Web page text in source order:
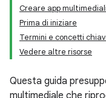
Creare app
Prima di iniziare
Termini e concetti
Vedere altre risorse
Questa guida
multimediale che